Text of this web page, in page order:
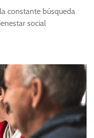
constante búsqueda
social